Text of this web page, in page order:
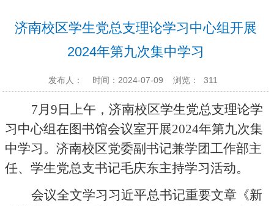
济南校区学生党总支理论学习中心组开展
2024年第九次集中学习
发布人： 时间：2024-07-09 浏览： 311
7月9 日上午，济南校区学生党总支理论学
习中心组在图书馆会议室开展2024年第九次集
中学习。济南校区党委副书记兼学团工作部主
任、学生党总支书记毛庆东主持学习活动。
会议全文学习习近平总书记重要文章《新